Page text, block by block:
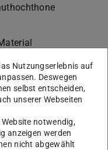
von Klima- und
und Typologien der
Nutzungserlebnis auf
Deswegen
selbst entscheiden,
unserer Webseiten
notwendig,
anzeigen werden
nicht abgewählt